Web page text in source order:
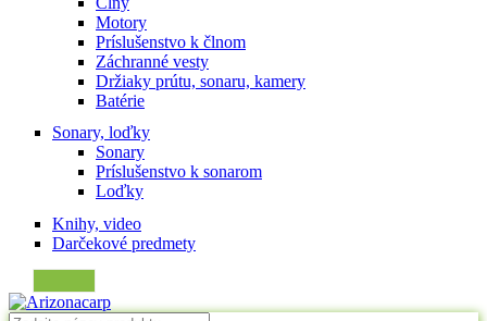
Motory
Príslušenstvo k člnom
Záchranné vesty
Držiaky prútu, sonaru, kamery
Batérie
Sonary, loďky
Sonary
Príslušenstvo k sonarom
Loďky
Knihy, video
Darčekové predmety